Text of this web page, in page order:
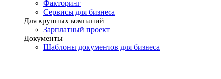
Факторинг
Сервисы для бизнеса
Для крупных компаний
Зарплатный проект
Документы
Шаблоны документов для бизнеса